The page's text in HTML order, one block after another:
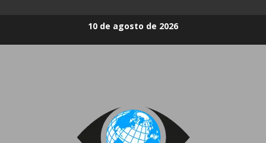
10 de agosto de 2026